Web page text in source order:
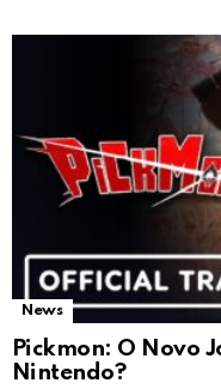
News
Pickmon: O Novo
Nintendo?